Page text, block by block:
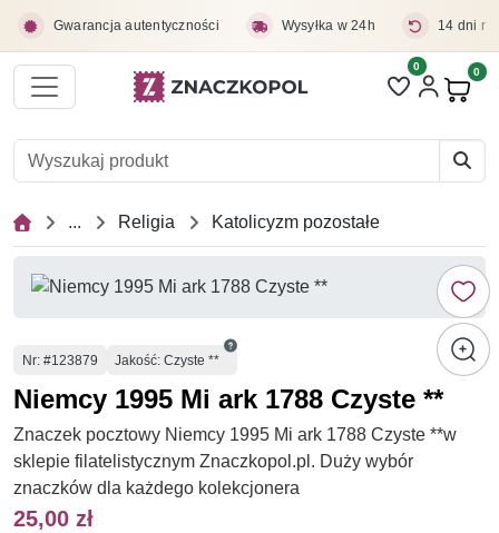
Gwarancja autentyczności Wysyłka w 24h 14 dni
Liczba pozycji
0 0
... Religia Katolicyzm pozostałe
Numer
Nr: #123879 Jakość: Czyste **
Niemcy 1995 Mi ark 1788 Czyste **
Znaczek pocztowy Niemcy 1995 Mi ark 1788 Czyste **w
sklepie filatelistycznym Znaczkopol.pl. Duży wybór
znaczków dla każdego kolekcjonera
25,00 zł